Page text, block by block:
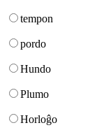
tempon
pordo
Hundo
Plumo
Horloĝo